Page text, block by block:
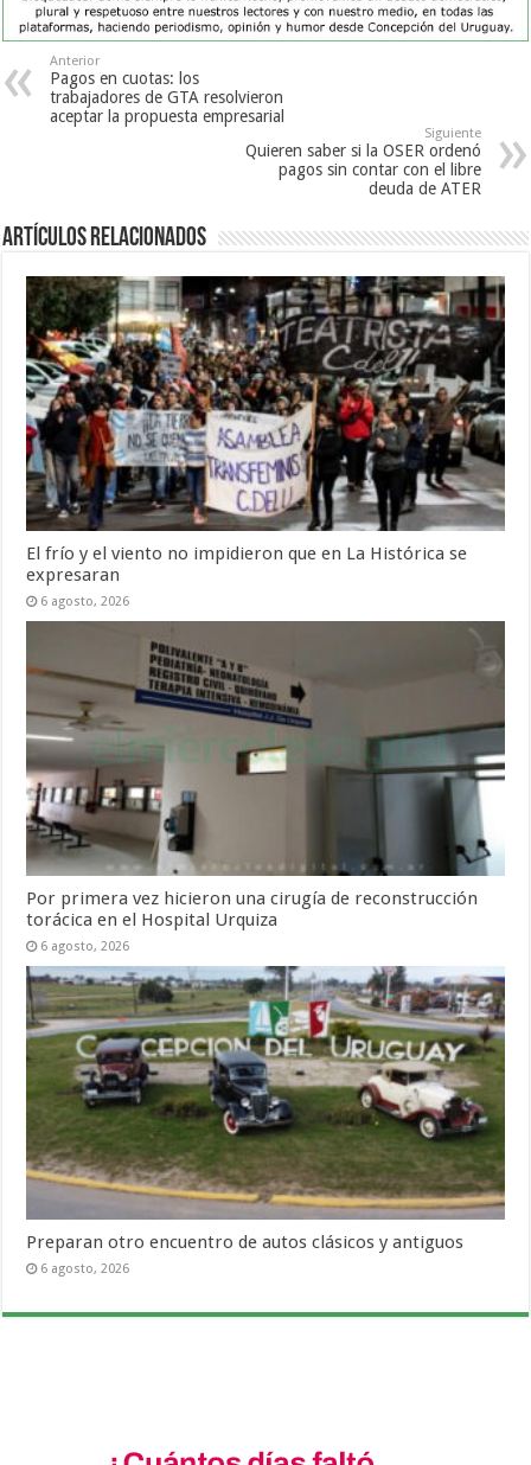
Anterior
Pagos en cuotas: los
trabajadores de GTA resolvieron
aceptar la propuesta empresarial
Siguiente
Quieren saber si la OSER ordenó
pagos sin contar con el libre
deuda de ATER
Artículos Relacionados
El frío y el viento no impidieron que en La Histórica se
expresaran
6 agosto, 2026
Por primera vez hicieron una cirugía de reconstrucción
torácica en el Hospital Urquiza
6 agosto, 2026
Preparan otro encuentro de autos clásicos y antiguos
6 agosto, 2026